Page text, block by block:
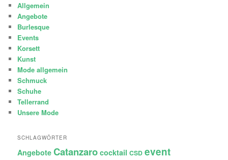
Allgemein
Angebote
Burlesque
Events
Korsett
Kunst
Mode allgemein
Schmuck
Schuhe
Tellerrand
Unsere Mode
SCHLAGWÖRTER
Angebote Catanzaro cocktail CSD event